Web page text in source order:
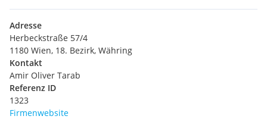
Adresse
Herbeckstraße 57/4
1180 Wien, 18. Bezirk, Währing
Kontakt
Amir Oliver Tarab
Referenz ID
1323
Firmenwebsite